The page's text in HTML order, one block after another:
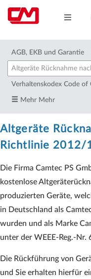
AGB, EKB und Garantie
Altgeräte Rücknahme
Verhaltenskodex Code of
Mehr Mehr
Altgeräte
Richtlinie 2012/
Die Firma Camtec PS
kostenlose
produzierten Geräte,
in Deutschland als
wurden und als Marke
unter der WEEE-Reg.-
Die Rückführung von
und Sie erhalten hierfür